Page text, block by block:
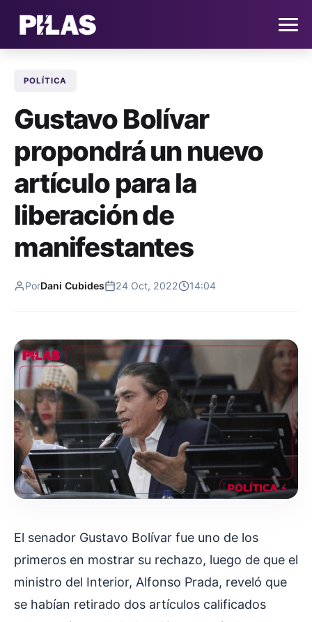
NOTICIAS
QUIÉNES SOMOS
CONTACTO
SUSCRÍBETE
POLÍTICA
Gustavo Bolívar
propondrá un nuevo
artículo para la
liberación de
manifestantes
PorDani Cubides 24 Oct, 2022 14:04
El senador Gustavo Bolívar fue uno de los
primeros en mostrar su rechazo, luego de que el
ministro del Interior, Alfonso Prada, reveló que
se habían retirado dos artículos calificados